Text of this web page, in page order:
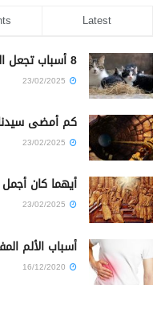
Latest
8 أسباب تجعل القطة تأكل صغارها
كم أمضى
أيهما كان
أسباب الألم